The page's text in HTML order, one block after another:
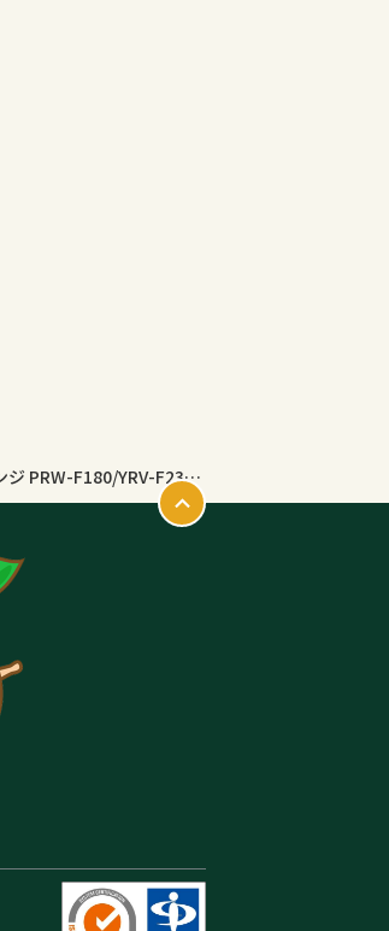
【10%OFFクーポン 8/17 23:59迄】電子レンジ 18L 23L フラット 大容量 全国対応 単機能レンジ PRW-F180/YRV-F230 レンジ 単機能 フラットテーブル オートメニュー 温め あたため 解凍 一人暮らし 一人暮らし 新生活 山善 YAMAZEN 【送料無料】